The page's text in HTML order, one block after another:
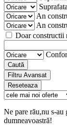
An
An
Doar constructii
Caută
Filtru Avansat
Reseteaza
Ne pare rău,nu s-au
dumneavoastră!